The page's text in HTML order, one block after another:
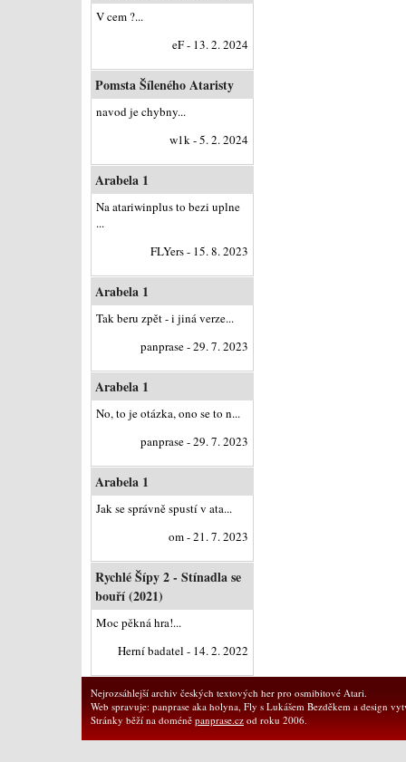
V cem ?...
eF - 13. 2. 2024
Pomsta Šíleného Ataristy
navod je chybny...
w1k - 5. 2. 2024
Arabela 1
Na atariwinplus to bezi uplne
...
FLYers - 15. 8. 2023
Arabela 1
Tak beru zpět - i jiná verze...
panprase - 29. 7. 2023
Arabela 1
No, to je otázka, ono se to n...
panprase - 29. 7. 2023
Arabela 1
Jak se správně spustí v ata...
om - 21. 7. 2023
Rychlé Šípy 2 - Stínadla se
bouří (2021)
Moc pěkná hra!...
Herní badatel - 14. 2. 2022
Nejrozsáhlejší archiv českých textových her pro osmibitové Atari.
Web spravuje: panprase aka holyna, Fly s Lukášem Bezděkem a design
Stránky běží na doméně panprase.cz od roku 2006.